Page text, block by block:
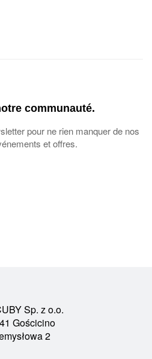
communauté.
pour ne rien manquer de nos
et offres.
Sp. z o.o.
Gościcino
2